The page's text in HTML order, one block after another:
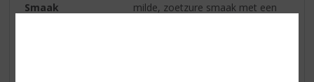
Smaak
milde, zoetzure smaak met een